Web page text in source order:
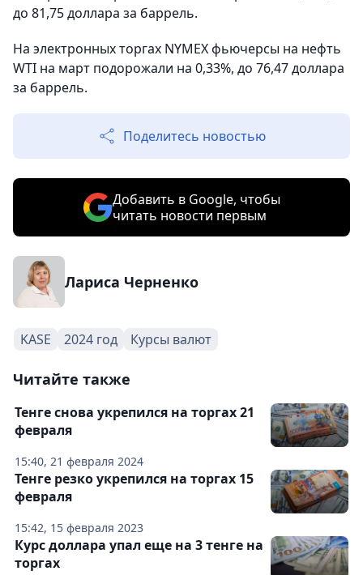
до 81,75 доллара за баррель.
На электронных торгах NYMEX фьючерсы на нефть
WTI на март подорожали на 0,33%, до 76,47 доллара
за баррель.
Поделитесь новостью
Добавить в Google, чтобы
читать новости первым
Лариса Черненко
KASE 2024 год Курсы валют
Читайте также
15:40, 21 февраля 2024
Тенге снова укрепился на торгах 21
февраля
15:42, 15 февраля 2023
Тенге резко укрепился на торгах 15
февраля
Курс доллара упал еще на 3 тенге на
торгах